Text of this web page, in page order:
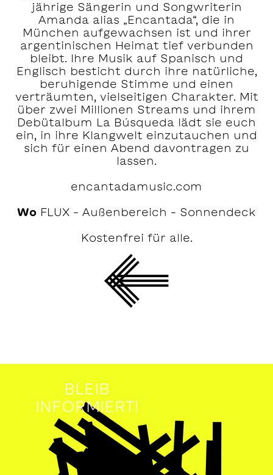
jährige Sängerin und Songwriterin
Amanda alias „Encantada“, die in
München aufgewachsen ist und ihrer
argentinischen Heimat tief verbunden
bleibt. Ihre Musik auf Spanisch und
Englisch besticht durch ihre natürliche,
beruhigende Stimme und einen
verträumten, vielseitigen Charakter. Mit
über zwei Millionen Streams und ihrem
Debütalbum La Búsqueda lädt sie euch
ein, in ihre Klangwelt einzutauchen und
sich für einen Abend davontragen zu
lassen.
encantadamusic.com
Wo FLUX – Außenbereich – Sonnendeck
Kostenfrei für alle.
BLEIB
INFORMIERT!